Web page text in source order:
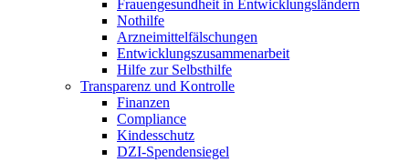
Frauengesundheit in Entwicklungsländern
Nothilfe
Arzneimittel­fälschungen
Entwicklungs­zusammenarbeit
Hilfe zur Selbsthilfe
Transparenz und Kontrolle
Finanzen
Compliance
Kindesschutz
DZI-Spendensiegel